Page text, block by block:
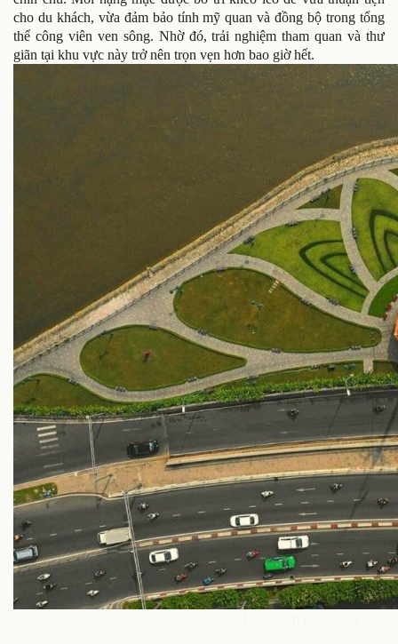
cho du khách, vừa đảm bảo tính mỹ quan và đồng bộ trong tổng
thể công viên ven sông. Nhờ đó, trải nghiệm tham quan và thư
giãn tại khu vực này trở nên trọn vẹn hơn bao giờ hết.